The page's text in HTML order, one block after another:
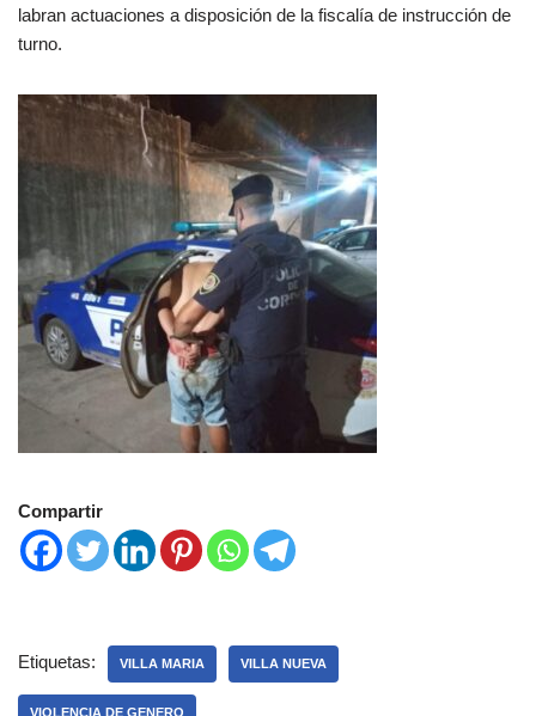
labran actuaciones a disposición de la fiscalía de instrucción de
turno.
Compartir
Etiquetas: VILLA MARIA VILLA NUEVA
VIOLENCIA DE GENERO